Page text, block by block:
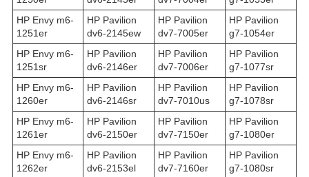
HP Envy m6-
1251er
HP Pavilion
dv6-2145ew
HP Pavilion
dv7-7005er
HP Pavilion
g7-1054er
HP Envy m6-
1251sr
HP Pavilion
dv6-2146er
HP Pavilion
dv7-7006er
HP Pavilion
g7-1077sr
HP Envy m6-
1260er
HP Pavilion
dv6-2146sr
HP Pavilion
dv7-7010us
HP Pavilion
g7-1078sr
HP Envy m6-
1261er
HP Pavilion
dv6-2150er
HP Pavilion
dv7-7150er
HP Pavilion
g7-1080er
HP Envy m6-
1262er
HP Pavilion
dv6-2153el
HP Pavilion
dv7-7160er
HP Pavilion
g7-1080sr